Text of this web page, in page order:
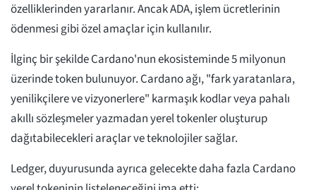
özelliklerinden yararlanır. Ancak ADA, işlem ücretlerinin
ödenmesi gibi özel amaçlar için kullanılır.
İlginç bir şekilde Cardano'nun ekosisteminde 5 milyonun
üzerinde token bulunuyor. Cardano ağı, "fark yaratanlara,
yenilikçilere ve vizyonerlere" karmaşık kodlar veya pahalı
akıllı sözleşmeler yazmadan yerel tokenler oluşturup
dağıtabilecekleri araçlar ve teknolojiler sağlar.
Ledger, duyurusunda ayrıca gelecekte daha fazla Cardano